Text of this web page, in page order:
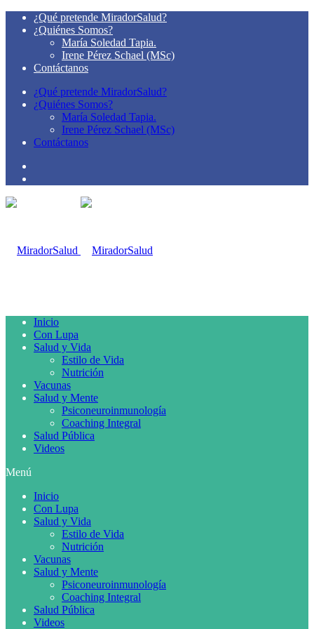
¿Qué pretende MiradorSalud?
¿Quiénes Somos?
María Soledad Tapia.
Irene Pérez Schael (MSc)
Contáctanos
¿Qué pretende MiradorSalud?
¿Quiénes Somos?
María Soledad Tapia.
Irene Pérez Schael (MSc)
Contáctanos
Inicio
Con Lupa
Salud y Vida
Estilo de Vida
Nutrición
Vacunas
Salud y Mente
Psiconeuroinmunología
Coaching Integral
Salud Pública
Videos
Menú
Inicio
Con Lupa
Salud y Vida
Estilo de Vida
Nutrición
Vacunas
Salud y Mente
Psiconeuroinmunología
Coaching Integral
Salud Pública
Videos